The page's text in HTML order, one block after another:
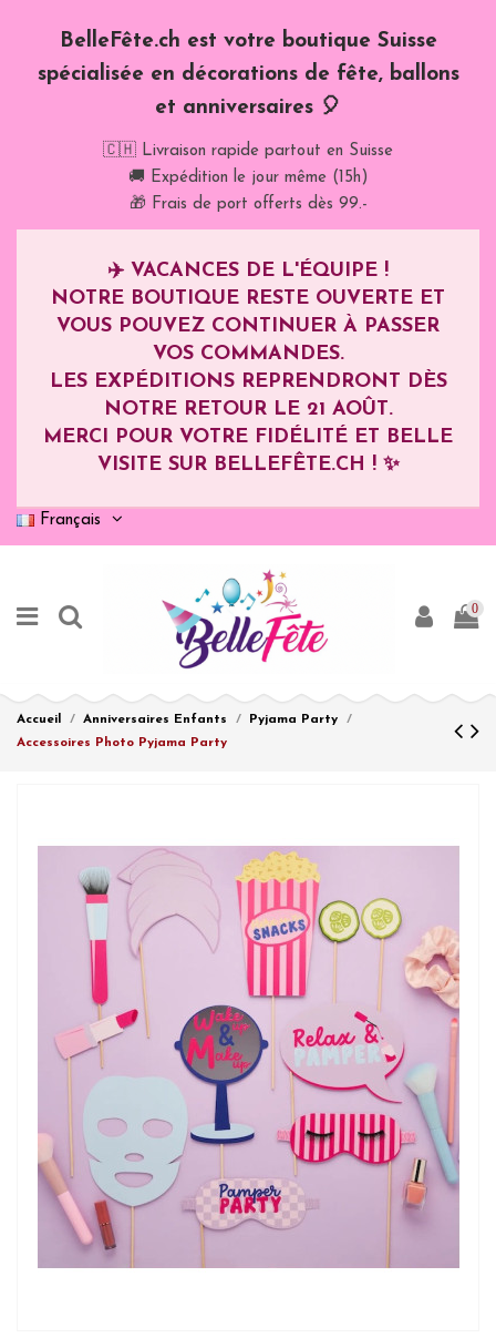
BelleFête.ch est votre boutique Suisse
spécialisée en décorations de fête, ballons
et anniversaires 🎈
🇨🇭 Livraison rapide partout en Suisse
🚚 Expédition le jour même (15h)
🎁 Frais de port offerts dès 99.-
✈️ VACANCES DE L'ÉQUIPE !
NOTRE BOUTIQUE RESTE OUVERTE ET
VOUS POUVEZ CONTINUER À PASSER
VOS COMMANDES.
LES EXPÉDITIONS REPRENDRONT DÈS
NOTRE RETOUR LE 21 AOÛT.
MERCI POUR VOTRE FIDÉLITÉ ET BELLE
VISITE SUR BELLEFÊTE.CH ! ✨
Français
0
Accueil Anniversaires Enfants
Pyjama Party
Accessoires Photo Pyjama Party